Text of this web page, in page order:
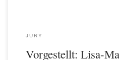
JURY
Vorgestellt: Lisa-